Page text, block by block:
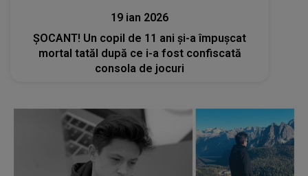
19 ian 2026
ȘOCANT! Un copil de 11 ani și-a împușcat
mortal tatăl după ce i-a fost confiscată
consola de jocuri